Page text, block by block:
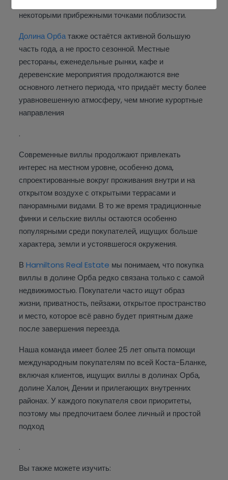
некоторыми прибрежными точками поблизости.
Долина Орбатакже остаётся активной большую
часть года, а не просто сезонной. Местные
рестораны, еженедельные рынки, кафе и
деревенские мероприятия продолжаются вне
основного летнего периода, что придаёт месту более
уравновешенную атмосферу, чем многие курортные
направления
.
Современные виллы продолжают привлекать
интерес на местном уровне, особенно дома,
спроектированные вокруг проживания внутри и на
открытом воздухе с открытыми террасами и
панорамными видами. В то же время традиционные
финки и сельские виллы остаются особенно
популярными среди покупателей, ищущих больше
характера, земли и устоявшегося окружения.
ВHamiltons Real Estate мы понимаем, что покупка
виллы в долине Орба редко связана только с самой
недвижимостью. Покупатели часто ищут образ
жизни, приватность, пейзажи, открытое пространство
и место, которое всё равно будет приятным даже
после завершения переезда.
Наша команда имеет более 25 лет опыта помощи
международным покупателям по всей Коста-Бланке,
включая клиентов, ищущих виллы в долинах Орба,
долине Халон, Дении и прилегающих внутренних
районах. У каждого покупателя свои приоритеты,
поэтому мы предпочитаем более личный и простой
подход
.
Вы также можете изучить: